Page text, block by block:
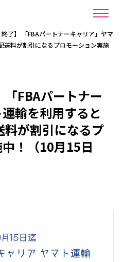
終了】 「FBAパートナーキャリア」ヤマ
送料が割引になるプロモーション実施
「FBAパートナー
輸を利用すると
が割引になるプ
！（10月15日